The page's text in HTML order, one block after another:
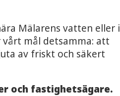
Mälarens vatten eller i
mål detsamma: att
av friskt och säkert
och fastighetsägare.